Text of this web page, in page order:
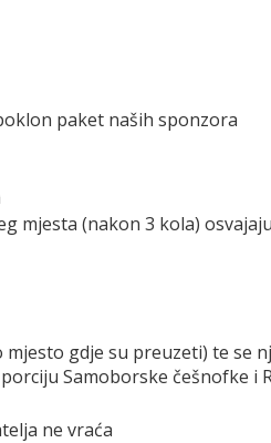
paket naših sponzora
mjesta (nakon 3 kola)
gdje su preuzeti) te se
Samoborske češnofke i
ne vraća